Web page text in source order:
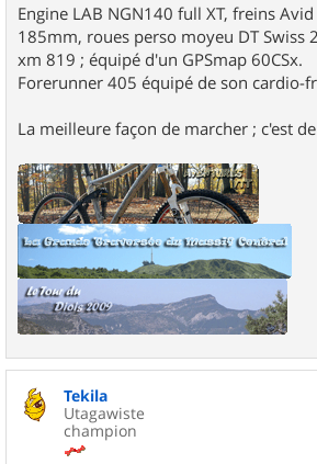
Engine LAB NGN140 full XT, freins
185mm, roues perso moyeu DT Swiss
xm 819 ; équipé d'un GPSmap 60CSx.
Forerunner 405 équipé de son cardio-
La meilleure façon de marcher ; c'est
Tekila
Utagawiste
champion